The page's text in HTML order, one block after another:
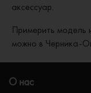
аксессуар.
Примерить модель
можно в Черника-
О нас